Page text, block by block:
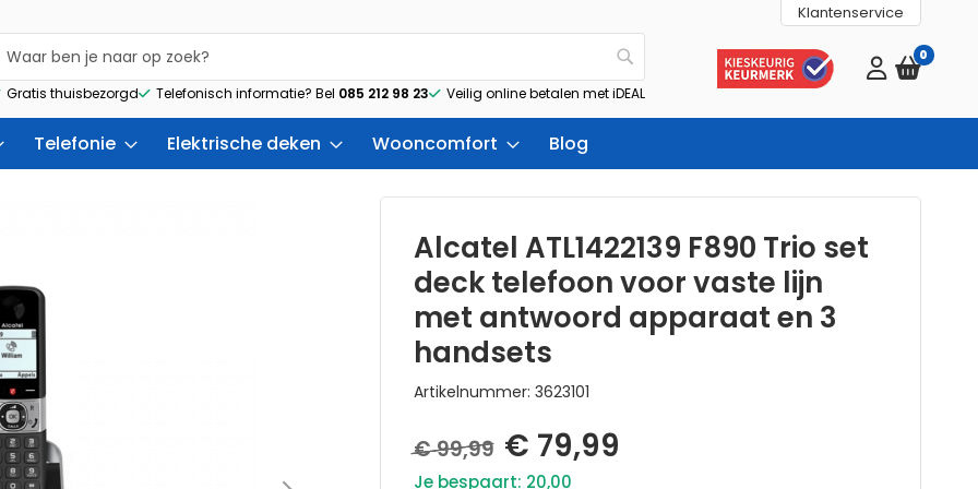
Zoek
Gratis thuisbezorgd Telefonisch informatie? Bel 085 212 98 23 Veilig online betalen met iDEAL
0
Klantenservice
Telefonie Elektrische deken Wooncomfort Blog
Alcatel ATL1422139 F890 Trio set
deck telefoon voor vaste lijn
met antwoord apparaat en 3
handsets
Artikelnummer 3623101
€ 99,99 Aanbiedingsprijs
€ 79,99
Je bespaart: 20,00